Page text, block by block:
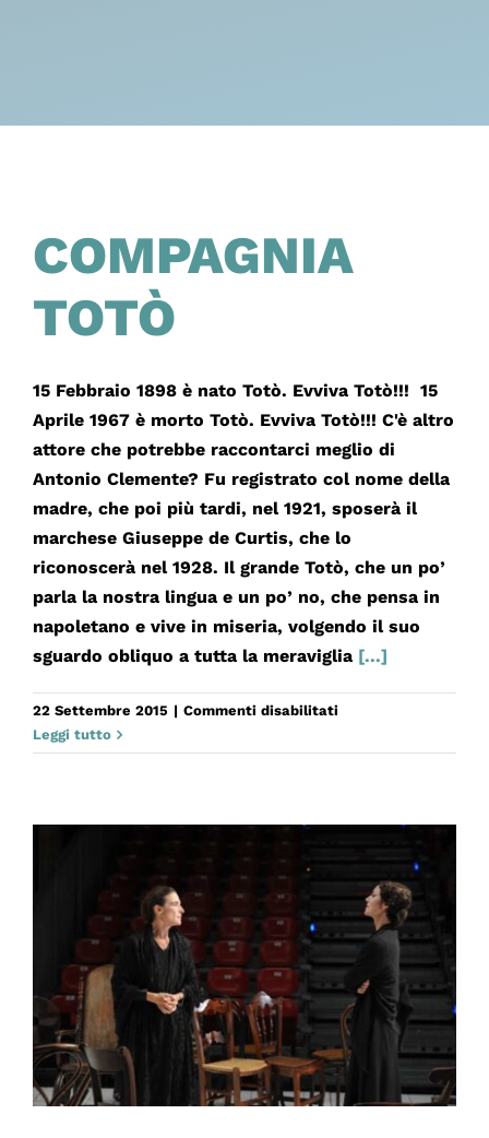
COMPAGNIA
TOTÒ
15 Febbraio 1898 è nato Totò. Evviva Totò!!! 15
Aprile 1967 è morto Totò. Evviva Totò!!! C'è altro
attore che potrebbe raccontarci meglio di
Antonio Clemente? Fu registrato col nome della
madre, che poi più tardi, nel 1921, sposerà il
marchese Giuseppe de Curtis, che lo
riconoscerà nel 1928. Il grande Totò, che un po’
parla la nostra lingua e un po’ no, che pensa in
napoletano e vive in miseria, volgendo il suo
sguardo obliquo a tutta la meraviglia [...]
22 Settembre 2015 | Commenti disabilitatisu
TOTÒ
Leggi tutto